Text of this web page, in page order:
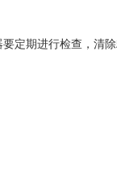
定期进行检查，清除